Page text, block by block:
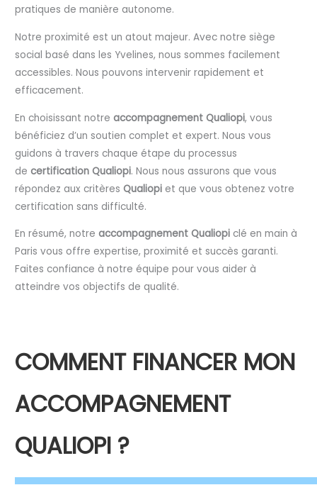
pratiques de manière autonome.
Notre proximité est un atout majeur. Avec notre siège
social basé dans les Yvelines, nous sommes facilement
accessibles. Nous pouvons intervenir rapidement et
efficacement.
En choisissant notreaccompagnement Qualiopi, vous
bénéficiez d’un soutien complet et expert. Nous vous
guidons à travers chaque étape du processus
decertification Qualiopi. Nous nous assurons que vous
répondez aux critères Qualiopi et que vous obtenez votre
certification sans difficulté.
En résumé, notreaccompagnement Qualiopi clé en main à
Paris vous offre expertise, proximité et succès garanti.
Faites confiance à notre équipe pour vous aider à
atteindre vos objectifs de qualité.
COMMENT FINANCER MON
ACCOMPAGNEMENT
QUALIOPI ?